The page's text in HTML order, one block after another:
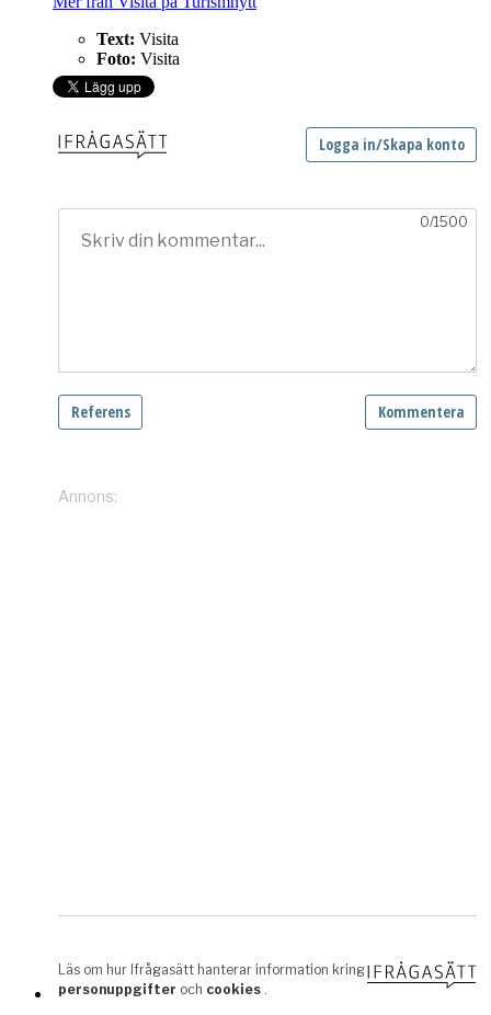
Text: Visita
Foto: Visita